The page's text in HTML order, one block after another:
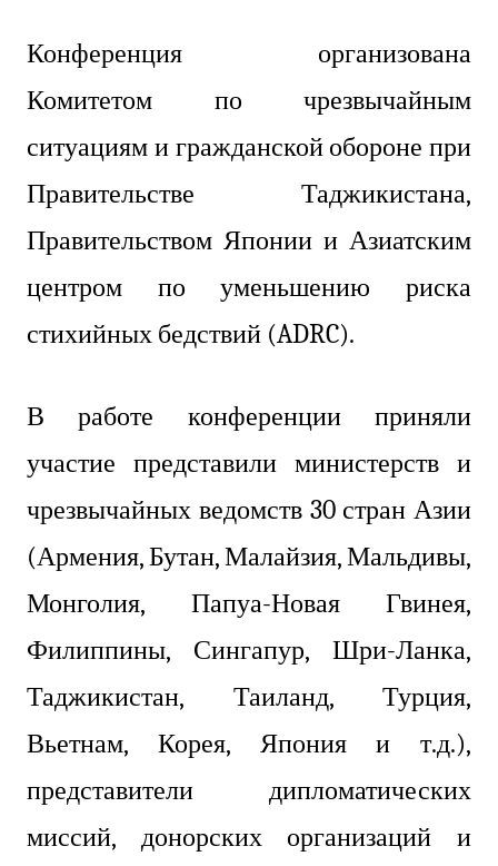
Конференция организована
Комитетом по чрезвычайным
ситуациям и гражданской обороне при
Правительстве Таджикистана,
Правительством Японии и Азиатским
центром по уменьшению риска
стихийных бедствий (ADRC).
В работе конференции приняли
участие представили министерств и
чрезвычайных ведомств 30 стран Азии
(Армения, Бутан, Малайзия, Мальдивы,
Монголия, Папуа-Новая Гвинея,
Филиппины, Сингапур, Шри-Ланка,
Таджикистан, Таиланд, Турция,
Вьетнам, Корея, Япония и т.д.),
представители дипломатических
миссий, донорских организаций и